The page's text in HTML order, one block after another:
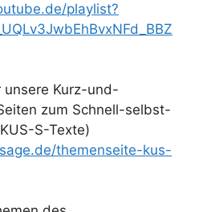
playlist?
Kurz-und-
zum Schnell-selbst-
S-Texte)
themenseite-kus-